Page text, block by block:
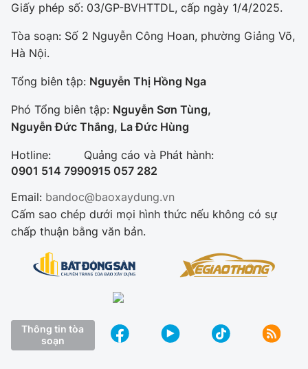
Giấy phép số: 03/GP-BVHTTDL, cấp ngày 1/4/2025.
Tòa soạn: Số 2 Nguyễn Công Hoan, phường Giảng Võ,
Hà Nội.
Tổng biên tập: Nguyễn Thị Hồng Nga
Phó Tổng biên tập: Nguyễn Sơn Tùng,
Nguyễn Đức Thắng, La Đức Hùng
Hotline:
0901 514 799
Quảng cáo và Phát hành:
0915 057 282
Email: bandoc@baoxaydung.vn
Cấm sao chép dưới mọi hình thức nếu không có sự
chấp thuận bằng văn bản.
Thông tin tòa
soạn